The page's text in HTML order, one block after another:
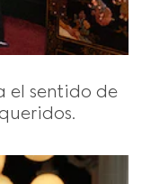
el sentido de